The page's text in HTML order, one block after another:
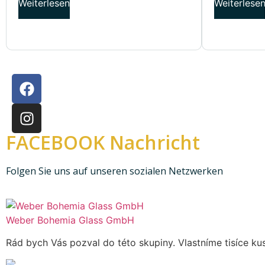
Weiterlesen Weiterlesen
FACEBOOK Nachricht
Folgen Sie uns auf unseren sozialen Netzwerken
Weber Bohemia Glass GmbH
Rád bych Vás pozval do této skupiny. Vlastníme tisíce